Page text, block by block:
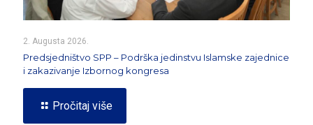
2. Augusta 2026.
Predsjedništvo SPP – Podrška jedinstvu Islamske zajednice
i zakazivanje Izbornog kongresa
Pročitaj više